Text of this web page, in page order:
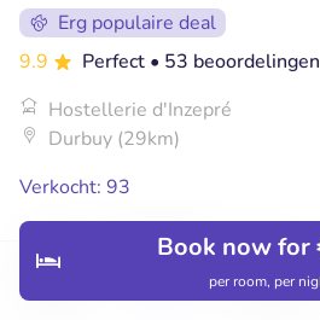
Restaurants
Book now for
per room, per
Erg populaire deal
9.9
Perfect • 53 beoordelingen
Hostellerie d'Inzepré
Durbuy (29km)
Verkocht: 93